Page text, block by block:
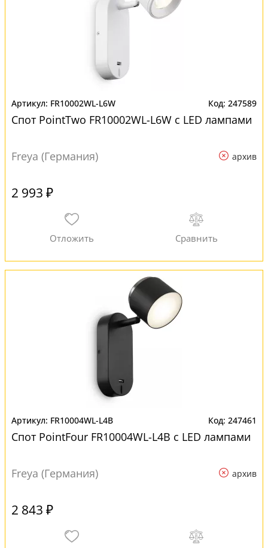
FR10002WL-L6W 247589
Спот PointTwo FR10002WL-L6W с LED лампами
Freya (Германия) архив
2 993 ₽
FR10004WL-L4B 247461
Спот PointFour FR10004WL-L4B с LED лампами
Freya (Германия) архив
2 843 ₽